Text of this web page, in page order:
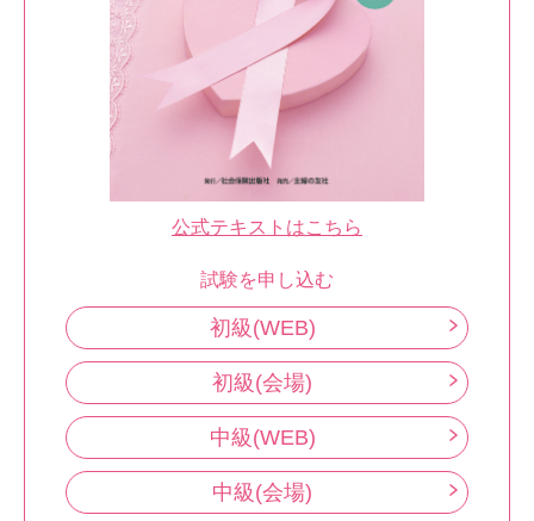
公式テキストはこちら
試験を申し込む
初級(WEB)
初級(会場)
中級(WEB)
中級(会場)